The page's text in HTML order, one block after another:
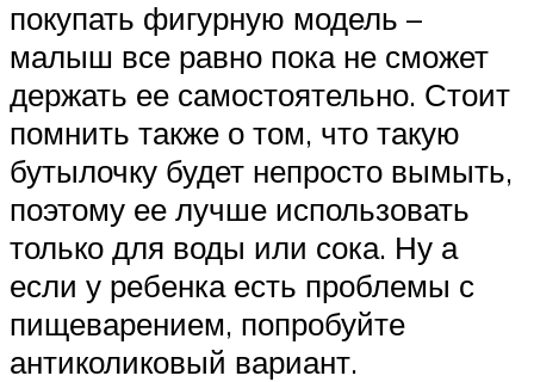
покупать фигурную модель –
малыш все равно пока не сможет
держать ее самостоятельно. Стоит
помнить также о том, что такую
бутылочку будет непросто вымыть,
поэтому ее лучше использовать
только для воды или сока. Ну а
если у ребенка есть проблемы с
пищеварением, попробуйте
антиколиковый вариант.